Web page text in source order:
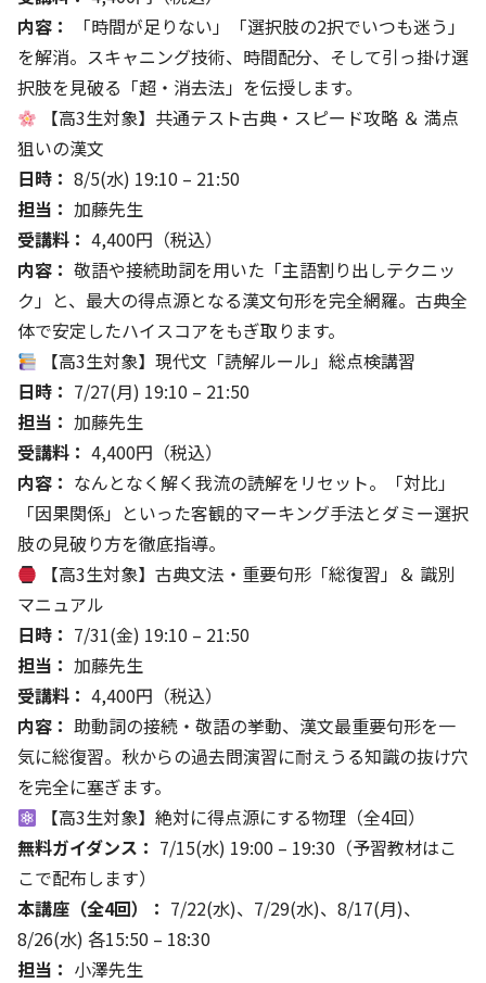
内容：
「時間が足りない」「選択肢の2択でいつも迷う」
を解消。スキャニング技術、時間配分、そして引っ掛け選
択肢を見破る「超・消去法」を伝授します。
【高3生対象】共通テスト古典・スピード攻略 ＆ 満点
狙いの漢文
日時： 8/5(水) 19:10 – 21:50
担当： 加藤先生
受講料： 4,400円（税込）
内容： 敬語や接続助詞を用いた「主語割り出しテクニッ
ク」と、最大の得点源となる漢文句形を完全網羅。古典全
体で安定したハイスコアをもぎ取ります。
【高3生対象】現代文「読解ルール」総点検講習
日時： 7/27(月) 19:10 – 21:50
担当： 加藤先生
受講料： 4,400円（税込）
内容： なんとなく解く我流の読解をリセット。「対比」
「因果関係」といった客観的マーキング手法とダミー選択
肢の見破り方を徹底指導。
【高3生対象】古典文法・重要句形「総復習」＆ 識別
マニュアル
日時： 7/31(金) 19:10 – 21:50
担当： 加藤先生
受講料： 4,400円（税込）
内容： 助動詞の接続・敬語の挙動、漢文最重要句形を一
気に総復習。秋からの過去問演習に耐えうる知識の抜け穴
を完全に塞ぎます。
【高3生対象】絶対に得点源にする物理（全4回）
無料ガイダンス： 7/15(水) 19:00 – 19:30（予習教材はこ
こで配布します）
本講座（全4回）： 7/22(水)、7/29(水)、8/17(月)、
8/26(水) 各15:50 – 18:30
担当： 小澤先生